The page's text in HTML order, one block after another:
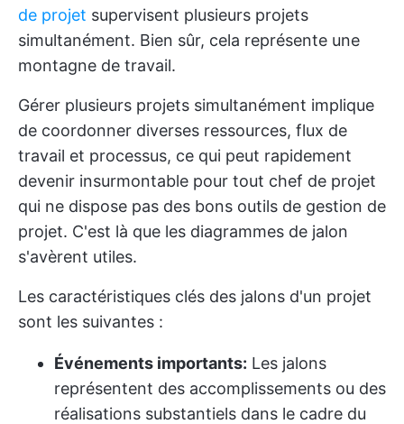
de projet supervisent plusieurs projets
simultanément. Bien sûr, cela représente une
montagne de travail.
Gérer plusieurs projets simultanément implique
de coordonner diverses ressources, flux de
travail et processus, ce qui peut rapidement
devenir insurmontable pour tout chef de projet
qui ne dispose pas des bons outils de gestion de
projet. C'est là que les diagrammes de jalon
s'avèrent utiles.
Les caractéristiques clés des jalons d'un projet
sont les suivantes :
Événements importants: Les jalons
représentent des accomplissements ou des
réalisations substantiels dans le cadre du